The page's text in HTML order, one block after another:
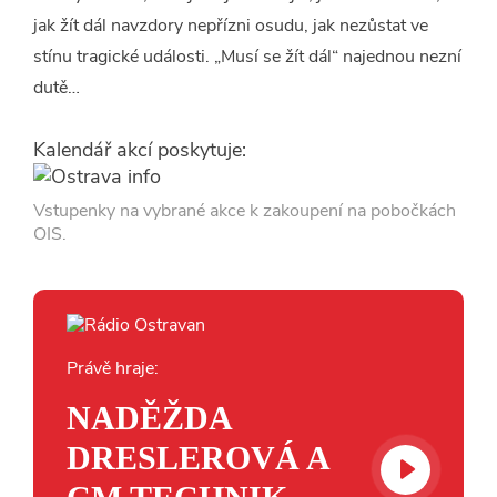
jak žít dál navzdory nepřízni osudu, jak nezůstat ve
stínu tragické události. „Musí se žít dál“ najednou nezní
dutě…
Kalendář akcí poskytuje:
Vstupenky na vybrané akce k zakoupení na pobočkách
OIS.
Právě hraje:
NADĚŽDA
DRESLEROVÁ A